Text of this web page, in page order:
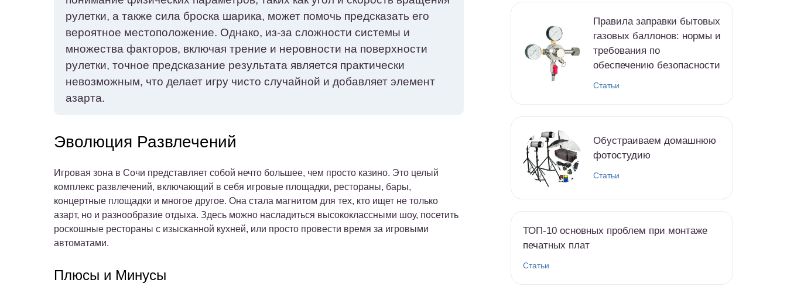
рулетки, а также сила броска шарика, может помочь предсказать его
вероятное местоположение. Однако, из-за сложности системы и
множества факторов, включая трение и неровности на поверхности
рулетки, точное предсказание результата является практически
невозможным, что делает игру чисто случайной и добавляет элемент
азарта.
Эволюция Развлечений
Игровая зона в Сочи представляет собой нечто большее, чем просто казино. Это целый
комплекс развлечений, включающий в себя игровые площадки, рестораны, бары,
концертные площадки и многое другое. Она стала магнитом для тех, кто ищет не только
азарт, но и разнообразие отдыха. Здесь можно насладиться высококлассными шоу, посетить
роскошные рестораны с изысканной кухней, или просто провести время за игровыми
автоматами.
Плюсы и Минусы
Правила заправки бытовых
газовых баллонов: нормы и
требования по
обеспечению безопасности
Статьи
Обустраиваем домашнюю
фотостудию
Статьи
ТОП-10 основных проблем при монтаже
печатных плат
Статьи